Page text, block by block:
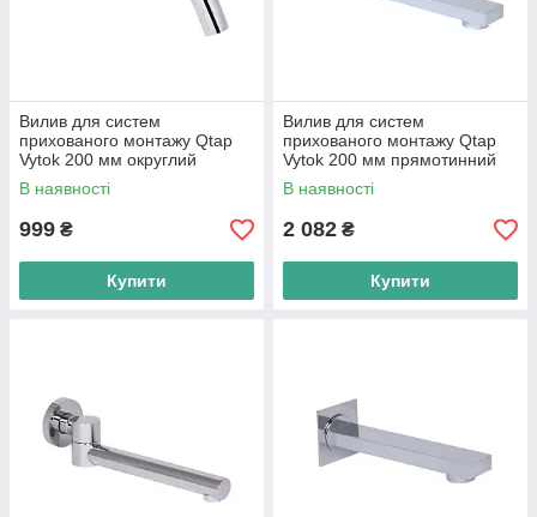
Вилив для систем
прихованого монтажу Qtap
Vytok 200 мм округлий
QTVYT246CRM45930
Chrome
В наявності
999 ₴
Купити
Вилив для систем
прихованого монтажу Qtap
Vytok 200 мм прямотинний
QTVYT246CRM45936
Chrome
В наявності
2 082 ₴
Купити